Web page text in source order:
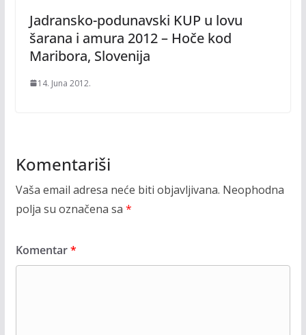
Jadransko-podunavski KUP u lovu
šarana i amura 2012 – Hoče kod
Maribora, Slovenija
14. Juna 2012.
Komentariši
Vaša email adresa neće biti objavljivana. Neophodna
polja su označena sa *
Komentar*